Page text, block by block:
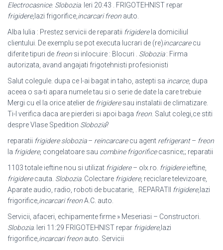
Electrocasnice. Slobozia. Ieri 20:43 . FRIGOTEHNIST repar
frigidere,lazi frigorifice, incarcari freon auto.
Alba Iulia : Prestez servicii de reparatii frigiderela domiciliul
clientului. De exemplu se pot executa lucrari de (re)incarcarecu
diferite tipuri de freon si inlocuire : Blocuri . Slobozia: Firma
autorizata, avand angajati frigotehnisti profesionisti
Salut colegule. dupa ce l-ai bagat in taho, astepti sa incarce, dupa
aceea o sa-ti apara numele tau si o serie de date la care trebuie
Mergi cu el la orice atelier de frigideresau instalatii de climatizare.
Ti-l verifica daca are pierderi si apoi baga freon . Salut colegi,ce stiti
despre Vlase Spedition Slobozia?
reparatii frigidere slobozia– reincarcarecu agent refrigerant– freon
la frigidere, congelatoare sau combine frigorificecasnice;; reparatii
1103 totale ieftine nou si utilizat frigidere– olx.ro. frigidereieftine,
frigiderecauta. Slobozia. Colectare frigidere, reciclare televizoare,
Aparate audio, radio, roboti de bucatarie, . REPARATII
frigidere,lazi
frigorifice, incarcari freonA.C. auto.
Servicii, afaceri, echipamente firme » Meseriasi – Constructori.
Slobozia. Ieri 11:29 FRIGOTEHNIST repar frigidere,lazi
frigorifice, incarcari freon auto. Servicii